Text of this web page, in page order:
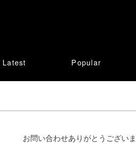
Latest Popular
お問い合わせありがとうございま